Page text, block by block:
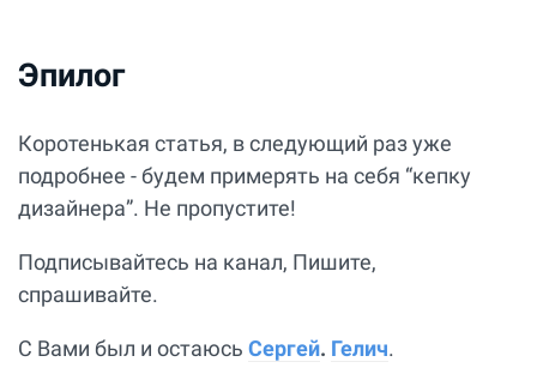
Эпилог
Коротенькая статья, в следующий раз уже
подробнее - будем примерять на себя “кепку
дизайнера”. Не пропустите!
Подписывайтесь на канал, Пишите,
спрашивайте.
С Вами был и остаюсь Сергей. Гелич.